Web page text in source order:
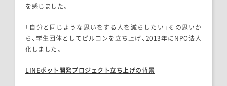
を感じました。
「自分と同じような思いをする人を減らしたい」その思いか
ら、学生団体としてピルコンを立ち上げ、2013年にNPO法人
化しました。
LINEボット開発プロジェクト立ち上げの背景